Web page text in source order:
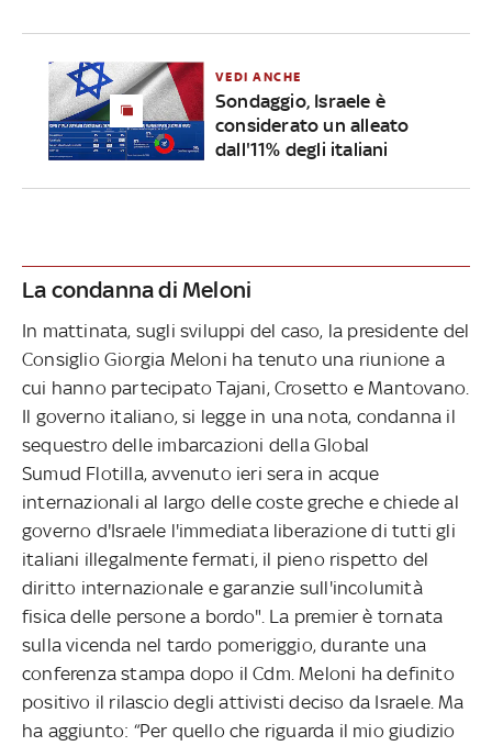
VEDI ANCHE
Sondaggio, Israele è
considerato un alleato
dall'11% degli italiani
La condanna di Meloni
In mattinata, sugli sviluppi del caso, la presidente del
Consiglio Giorgia Meloni ha tenuto una riunione a
cui hanno partecipato Tajani, Crosetto e Mantovano.
Il governo italiano, si legge in una nota, condanna il
sequestro delle imbarcazioni della Global
Sumud Flotilla, avvenuto ieri sera in acque
internazionali al largo delle coste greche e chiede al
governo d'Israele l'immediata liberazione di tutti gli
italiani illegalmente fermati, il pieno rispetto del
diritto internazionale e garanzie sull'incolumità
fisica delle persone a bordo". La premier è tornata
sulla vicenda nel tardo pomeriggio, durante una
conferenza stampa dopo il Cdm. Meloni ha definito
positivo il rilascio degli attivisti deciso da Israele. Ma
ha aggiunto: “Per quello che riguarda il mio giudizio